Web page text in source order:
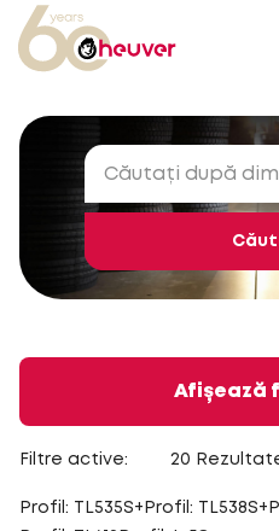
Afișează
Filtre active:
Profil: TL535S+ Profil: TL538S+
20